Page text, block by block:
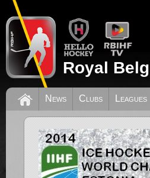
Royal
News Clubs Leagues